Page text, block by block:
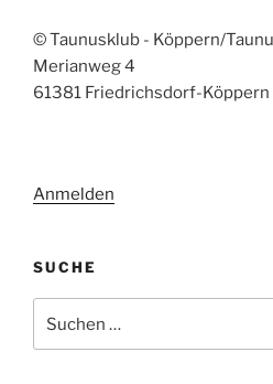
© Taunusklub - Köppern/
Merianweg 4
61381 Friedrichsdorf-Köppern
Anmelden
SUCHE
nach: